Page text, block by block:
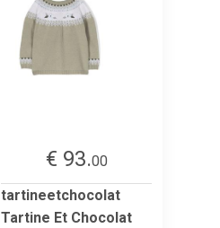
€ 93.00
tartineetchocolat
Tartine Et Chocolat